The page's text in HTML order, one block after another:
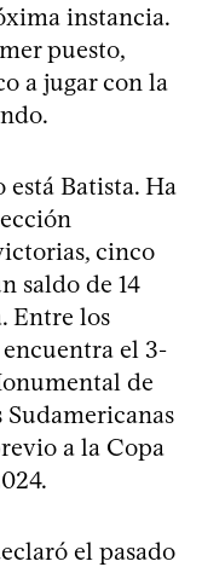
instancia.
puesto,
a jugar con la
Batista. Ha
cinco
saldo de 14
Entre los
encuentra el 3-
de
a la Copa
el pasado